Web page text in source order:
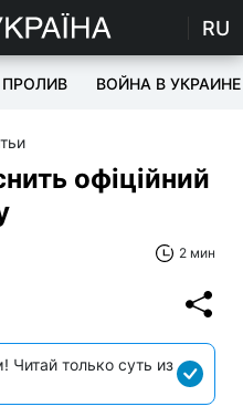
RU
ВОЙНА В УКРАИНЕ
офіційний
2 мин
только суть из